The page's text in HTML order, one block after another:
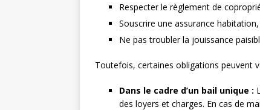
Respecter le règlement de
Souscrire une assurance habitation,
Ne pas troubler la jouissance
Toutefois, certaines obligations peuvent
Dans le cadre d’un bail unique :
des loyers et charges. En cas de